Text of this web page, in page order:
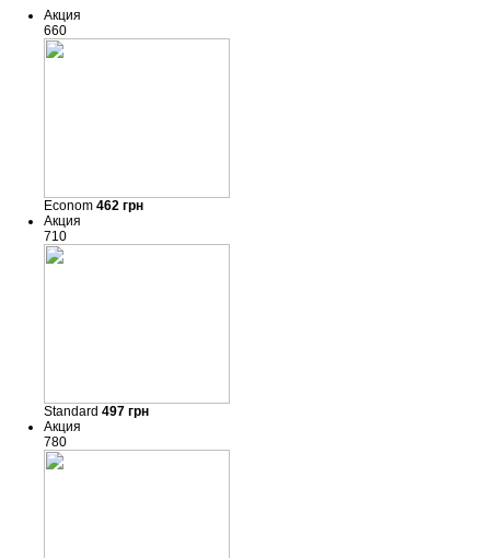
Акция
660
Econom 462 грн
Акция
710
Standard 497 грн
Акция
780